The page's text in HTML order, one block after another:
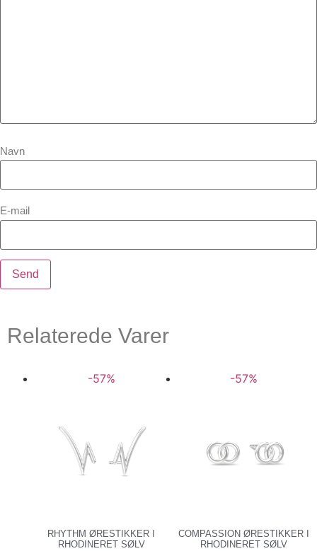
Navn
E-mail
Relaterede Varer
-57%
RHYTHM ØRESTIKKER I
RHODINERET SØLV
-57%
COMPASSION ØRESTIKKER I
RHODINERET SØLV